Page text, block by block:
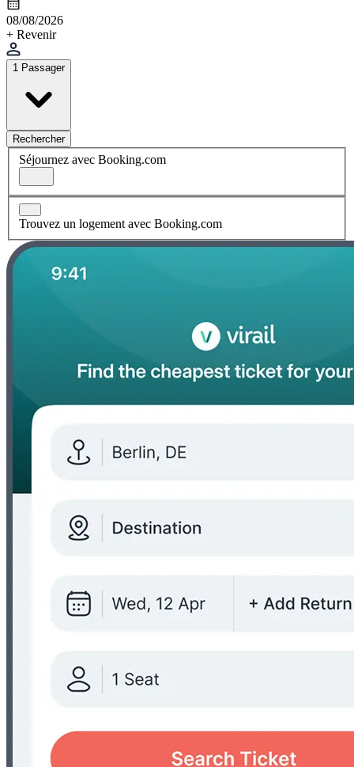
08/08/2026
+ Revenir
1 Passager
Rechercher
Séjournez avec Booking.com
Trouvez un logement avec Booking.com